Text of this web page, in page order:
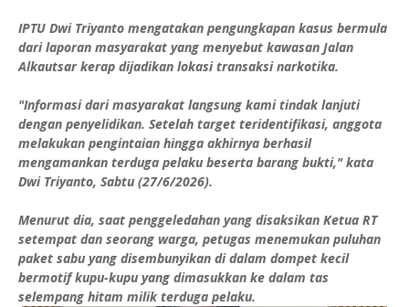
IPTU Dwi Triyanto mengatakan pengungkapan kasus bermula
dari laporan masyarakat yang menyebut kawasan Jalan
Alkautsar kerap dijadikan lokasi transaksi narkotika.
"Informasi dari masyarakat langsung kami tindak lanjuti
dengan penyelidikan. Setelah target teridentifikasi, anggota
melakukan pengintaian hingga akhirnya berhasil
mengamankan terduga pelaku beserta barang bukti," kata
Dwi Triyanto, Sabtu (27/6/2026).
Menurut dia, saat penggeledahan yang disaksikan Ketua RT
setempat dan seorang warga, petugas menemukan puluhan
paket sabu yang disembunyikan di dalam dompet kecil
bermotif kupu-kupu yang dimasukkan ke dalam tas
selempang hitam milik terduga pelaku.